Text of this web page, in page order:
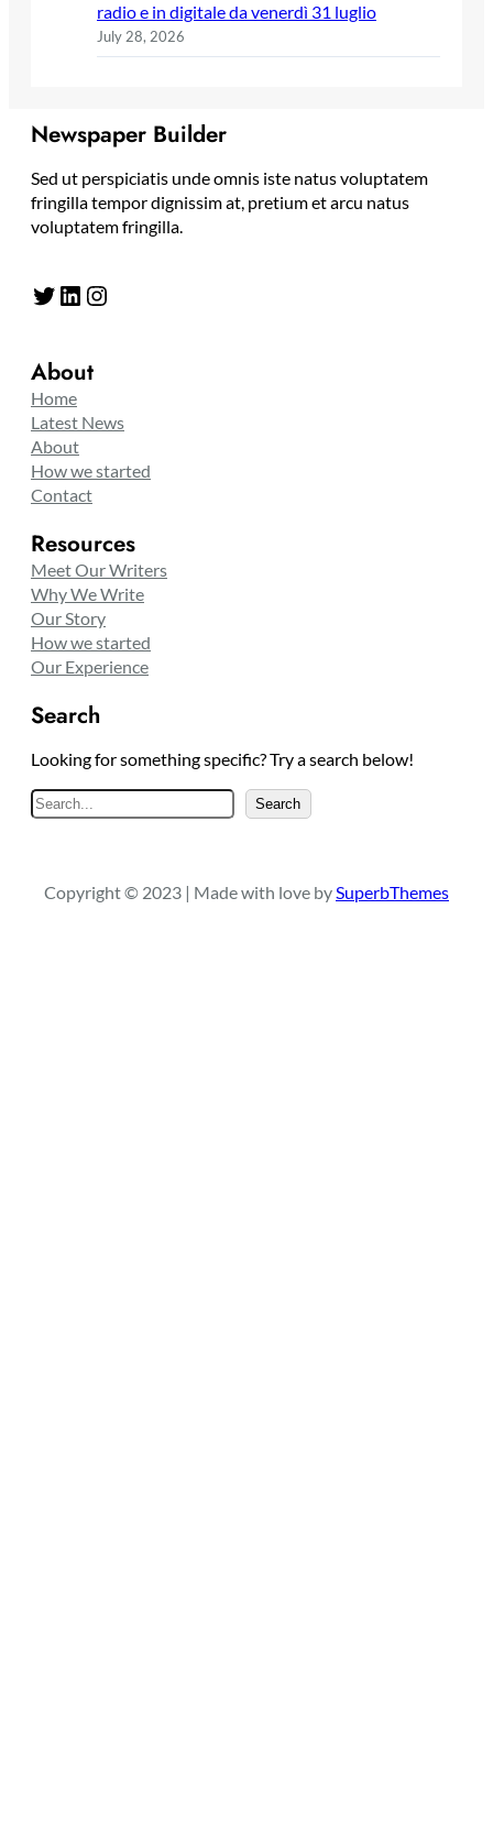
radio e in digitale da venerdì 31 luglio
July 28, 2026
Newspaper Builder
Sed ut perspiciatis unde omnis iste natus voluptatem
fringilla tempor dignissim at, pretium et arcu natus
voluptatem fringilla.
Twitter LinkedIn Instagram
About
Home
Latest News
About
How we started
Contact
Resources
Meet Our Writers
Why We Write
Our Story
How we started
Our Experience
Search
Looking for something specific? Try a search below!
S
e
c
Search
Copyright © 2023 | Made with love bySuperbThemes